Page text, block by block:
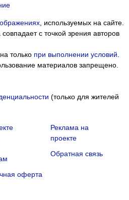
, используемых на сайте.
с точкой зрения авторов
только при выполнении условий
материалов запрещено.
(только для жителей
оферта
Реклама на
проекте
Обратная связь